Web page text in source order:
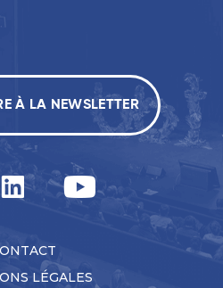
À LA NEWSLETTER
LÉGALES